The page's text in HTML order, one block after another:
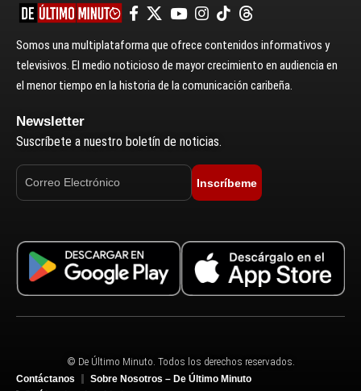
Somos una multiplataforma que ofrece contenidos informativos y
televisivos. El medio noticioso de mayor crecimiento en audiencia en
el menor tiempo en la historia de la comunicación caribeña.
Newsletter
Suscríbete a nuestro boletín de noticias.
Inscríbeme
© De Último Minuto. Todos los derechos reservados.
Contáctanos
Sobre Nosotros – De Último Minuto